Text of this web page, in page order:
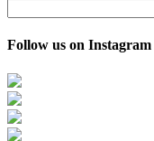
Follow us on Instagram